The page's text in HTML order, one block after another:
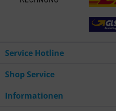
Service Hotline
Shop Service
Informationen